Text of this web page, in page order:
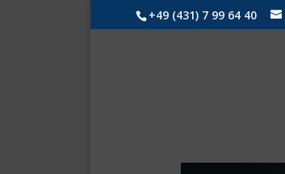
+49 (431) 7 99 64 40